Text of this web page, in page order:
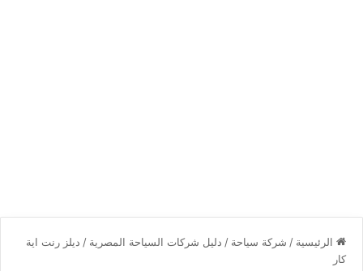
الرئيسية / شركة سياحة / دليل شركات السياحة المصرية / ديلز رنت اية
كار